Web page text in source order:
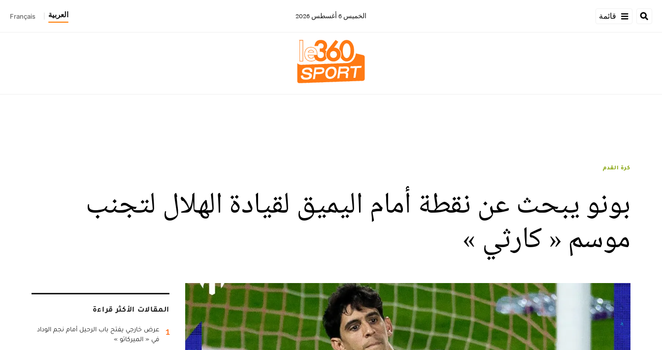
قائمة الخميس 6 أغسطس 2026 العربية Français
كرة القدم
بونو يبحث عن نقطة أمام اليميق لقيادة الهلال لتجنب
موسم « كارثي »
المقالات الأكثر قراءة
1
عرض خارجي يفتح باب الرحيل أمام نجم الوداد
في « الميركاتو »